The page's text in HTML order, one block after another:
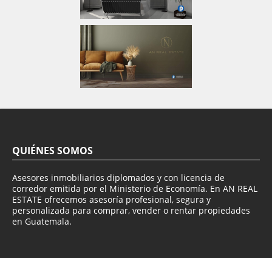
QUIÉNES SOMOS
Asesores inmobiliarios diplomados y con licencia de
corredor emitida por el Ministerio de Economía. En AN REAL
ESTATE ofrecemos asesoría profesional, segura y
personalizada para comprar, vender o rentar propiedades
en Guatemala.